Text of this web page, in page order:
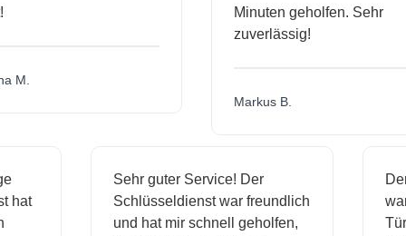
Minuten geholfen. Sehr
zuverlässig!
Markus B.
hat
Sehr guter Service! Der
Schlüsseldienst war freundlich
und hat mir schnell geholfen,